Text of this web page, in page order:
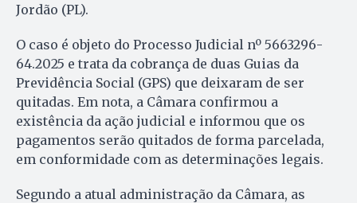
Jordão (PL).
O caso é objeto do Processo Judicial nº 5663296-
64.2025 e trata da cobrança de duas Guias da
Previdência Social (GPS) que deixaram de ser
quitadas. Em nota, a Câmara confirmou a
existência da ação judicial e informou que os
pagamentos serão quitados de forma parcelada,
em conformidade com as determinações legais.
Segundo a atual administração da Câmara, as